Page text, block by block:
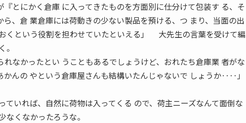
とにかく倉庫 に入ってきたものを方面別に仕分けて包装す る、そ
ら、倉 業倉庫には荷動きの少ない製品を預ける、つ まり、当面の出
くという役割を担わせていたといえる」 大先生の言葉を受けて編
なかったとい うこともあるでしょうけど、おれたち倉庫業 者がな
かんの やという倉庫屋さんも結構いたんじゃないで しょうか‥‥」
ていれば、自然に荷物は入ってくる ので、荷主ニーズなんて面倒な
なくなかったろうな。